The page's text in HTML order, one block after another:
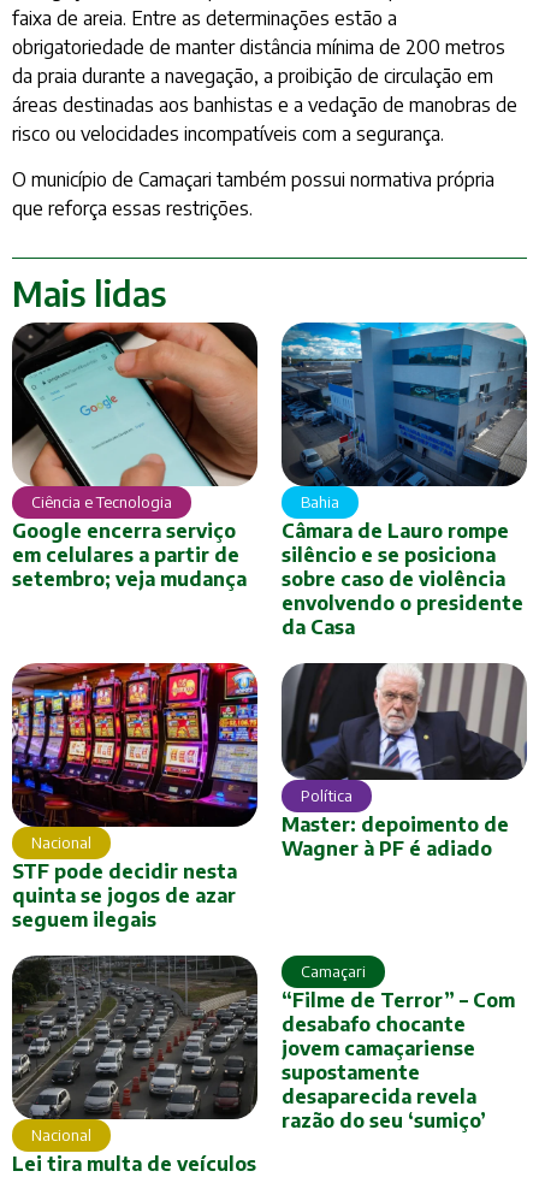
faixa de areia. Entre as determinações estão a
obrigatoriedade de manter distância mínima de 200 metros
da praia durante a navegação, a proibição de circulação em
áreas destinadas aos banhistas e a vedação de manobras de
risco ou velocidades incompatíveis com a segurança.
O município de Camaçari também possui normativa própria
que reforça essas restrições.
Mais lidas
Ciência e Tecnologia
Google encerra serviço
em celulares a partir de
setembro; veja mudança
Bahia
Câmara de Lauro rompe
silêncio e se posiciona
sobre caso de violência
envolvendo o presidente
da Casa
Nacional
STF pode decidir nesta
quinta se jogos de azar
seguem ilegais
Política
Master: depoimento de
Wagner à PF é adiado
Nacional
Lei tira multa de veículos
Camaçari
“Filme de Terror” – Com
desabafo chocante
jovem camaçariense
supostamente
desaparecida revela
razão do seu ‘sumiço’